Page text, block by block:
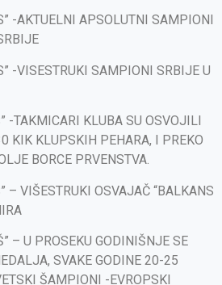
-AKTUELNI APSOLUTNI SAMPIONI
-VISESTRUKI SAMPIONI SRBIJE U
-TAKMICARI KLUBA SU OSVOJILI
KIK KLUPSKIH PEHARA, I PREKO
BORCE PRVENSTVA.
– VIŠESTRUKI OSVAJAČ “BALKANS
– U PROSEKU GODINIŠNJE SE
SVAKE GODINE 20-25
ŠAMPIONI -EVROPSKI